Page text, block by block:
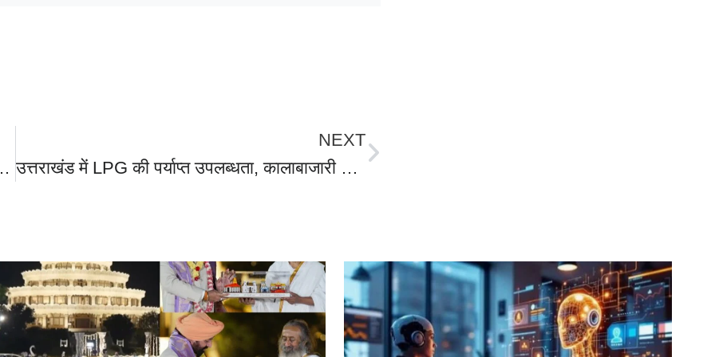
में महिला व बच्चे की मौत, कई घायल
NEXT
उत्तराखंड में LPG की पर्याप्त उपलब्धता, कालाबाजारी और अफवाहों पर सख्त कार्रवाई,मुख्य सचिव आनंद बर्द्धन